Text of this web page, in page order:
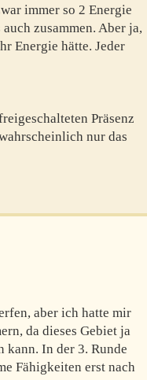
immer so 2 Energie
zusammen. Aber ja,
Energie hätte. Jeder
Präsenz
nur das
aber ich hatte mir
da dieses Gebiet ja
kann. In der 3. Runde
Fähigkeiten erst nach